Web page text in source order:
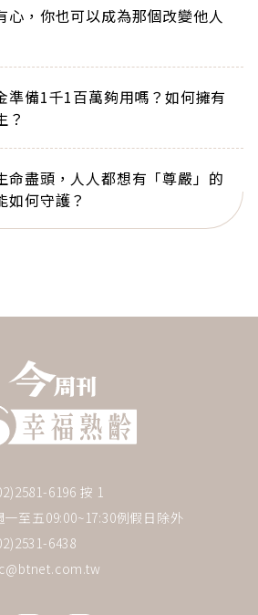
心，你也可以成為那個改變他人
準備1千1百萬夠用嗎？如何擁有
？
命盡頭，人人都想有「尊嚴」的
如何守護？
6196 按 1
至五09:00~17:30例假日除外
6438